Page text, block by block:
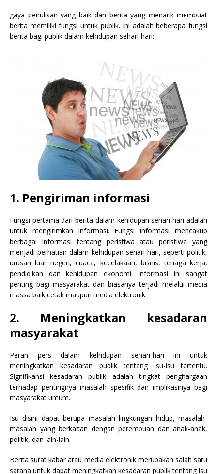
gaya penulisan yang baik dan berita yang menarik membuat
berita memiliki fungsi untuk publik. Ini adalah beberapa fungsi
berita bagi publik dalam kehidupan sehari-hari:
1. Pengiriman informasi
Fungsi pertama dari berita dalam kehidupan sehari-hari adalah
untuk mengirimkan informasi. Fungsi informasi mencakup
berbagai informasi tentang peristiwa atau peristiwa yang
menjadi perhatian dalam kehidupan sehari-hari, seperti politik,
urusan luar negeri, cuaca, kecelakaan, bisnis, tenaga kerja,
pendidikan dan kehidupan ekonomi. Informasi ini sangat
penting bagi masyarakat dan biasanya terjadi melalui media
massa baik cetak maupun media elektronik.
2. Meningkatkan kesadaran
masyarakat
Peran pers dalam kehidupan sehari-hari ini untuk
meningkatkan kesadaran publik tentang isu-isu tertentu.
Signifikansi kesadaran publik adalah tingkat penghargaan
terhadap pentingnya masalah spesifik dan implikasinya bagi
masyarakat umum.
Isu disini dapat berupa masalah lingkungan hidup, masalah-
masalah yang berkaitan dengan perempuan dan anak-anak,
politik, dan lain-lain.
Berita surat kabar atau media elektronik merupakan salah satu
sarana untuk dapat meningkatkan kesadaran publik tentang isu